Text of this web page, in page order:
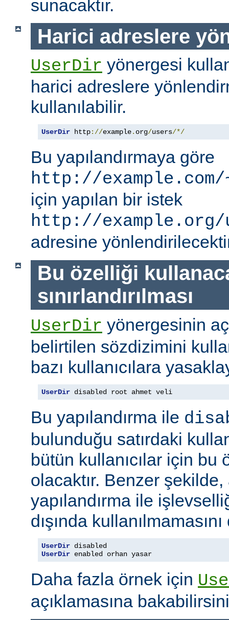
sunacaktır.
Harici adreslere
UserDir yönergesi
harici adreslere
kullanılabilir.
UserDir http://example. org/users/*/
Bu yapılandırmaya göre
http://example.com/
için yapılan bir istek
http://example.org/
adresine
Bu özelliği
sınırlandırılması
UserDir yönergesinin
belirtilen sözdizimini
bazı kullanıcılara
UserDir disabled root ahmet veli
Bu yapılandırma ile
bulunduğu satırdaki
bütün kullanıcılar için bu
olacaktır. Benzer şekilde,
yapılandırma ile
dışında
UserDir
UserDir enabled orhan yasar
Daha fazla örnek için
açıklamasına